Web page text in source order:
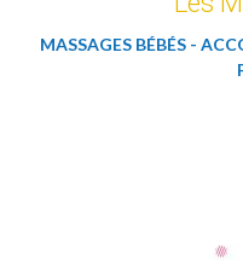
MASSAGES BÉBÉS -